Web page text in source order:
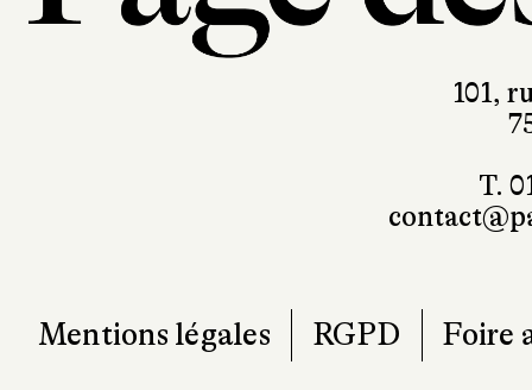
101,
T.
Mentions légales RGPD Foire